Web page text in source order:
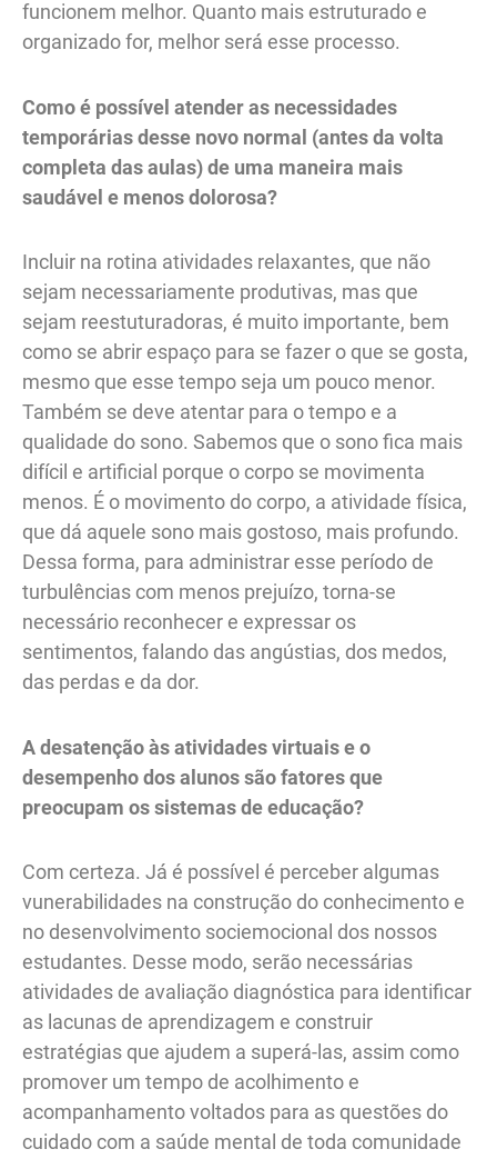
funcionem melhor. Quanto mais estruturado e
organizado for, melhor será esse processo.
Como é possível atender as necessidades
temporárias desse novo normal (antes da volta
completa das aulas) de uma maneira mais
saudável e menos dolorosa?
Incluir na rotina atividades relaxantes, que não
sejam necessariamente produtivas, mas que
sejam reestuturadoras, é muito importante, bem
como se abrir espaço para se fazer o que se gosta,
mesmo que esse tempo seja um pouco menor.
Também se deve atentar para o tempo e a
qualidade do sono. Sabemos que o sono fica mais
difícil e artificial porque o corpo se movimenta
menos. É o movimento do corpo, a atividade física,
que dá aquele sono mais gostoso, mais profundo.
Dessa forma, para administrar esse período de
turbulências com menos prejuízo, torna-se
necessário reconhecer e expressar os
sentimentos, falando das angústias, dos medos,
das perdas e da dor.
A desatenção às atividades virtuais e o
desempenho dos alunos são fatores que
preocupam os sistemas de educação?
Com certeza. Já é possível é perceber algumas
vunerabilidades na construção do conhecimento e
no desenvolvimento sociemocional dos nossos
estudantes. Desse modo, serão necessárias
atividades de avaliação diagnóstica para identificar
as lacunas de aprendizagem e construir
estratégias que ajudem a superá-las, assim como
promover um tempo de acolhimento e
acompanhamento voltados para as questões do
cuidado com a saúde mental de toda comunidade